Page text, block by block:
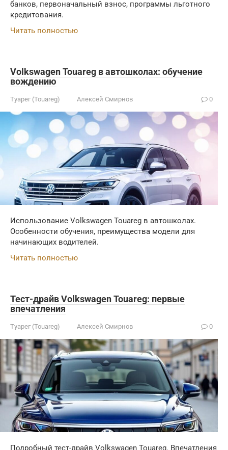
банков, первоначальный взнос, программы льготного
кредитования.
Читать полностью
Volkswagen Touareg в автошколах: обучение
вождению
Туарег (Touareg) Алексей Смирнов 0
Использование Volkswagen Touareg в автошколах.
Особенности обучения, преимущества модели для
начинающих водителей.
Читать полностью
Тест-драйв Volkswagen Touareg: первые
впечатления
Туарег (Touareg) Алексей Смирнов 0